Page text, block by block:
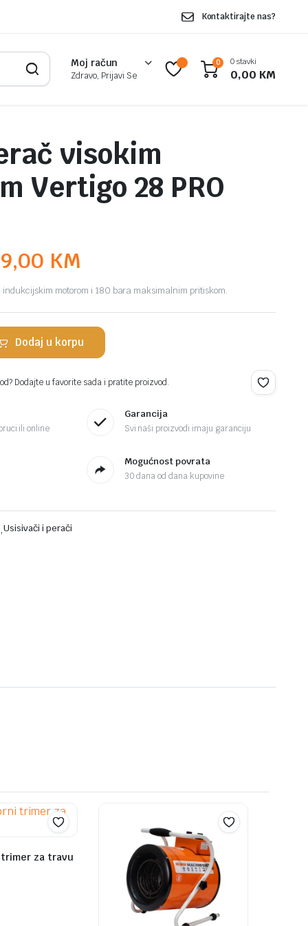
Kontaktirajte nas?
Moj račun
Zdravo, Prijavi Se
0 0 stavki
0,00 KM
visokim
Vertigo 28 PRO
KM
indukcijskim motorom i 180 bara maksimalnim pritiskom.
Dodaj u korpu
Dodajte u favorite sada i pratite proizvod.
ili online
Garancija
Svi naši proizvodi imaju garanciju
Mogućnost povrata
30 dana od dana kupovine
,Usisivači i perači
trimer za travu